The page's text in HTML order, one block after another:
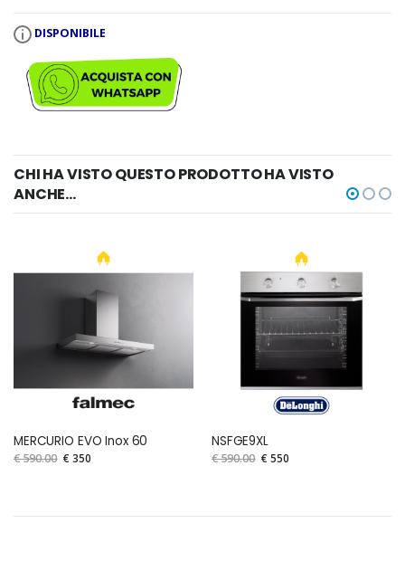
DISPONIBILE
CHI HA VISTO QUESTO PRODOTTO HA VISTO
ANCHE...
MERCURIO EVO Inox 60
€ 590.00 € 350
NSFGE9XL
€ 590.00 € 550